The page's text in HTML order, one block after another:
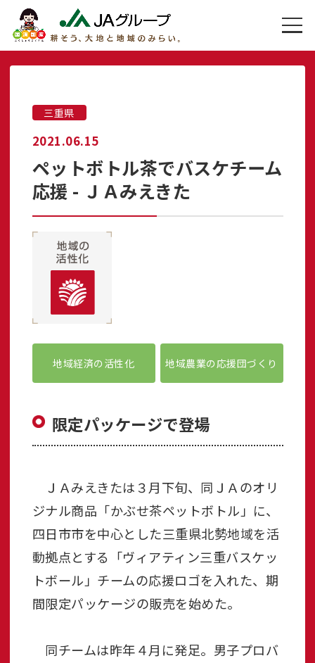
三重県
2021.06.15
ペットボトル茶でバスケチーム
応援 - ＪＡみえきた
地域経済の活性化 地域農業の応援団づくり
限定パッケージで登場
ＪＡみえきたは３月下旬、同ＪＡのオリ
ジナル商品「かぶせ茶ペットボトル」に、
四日市市を中心とした三重県北勢地域を活
動拠点とする「ヴィアティン三重バスケッ
トボール」チームの応援ロゴを入れた、期
間限定パッケージの販売を始めた。
同チームは昨年４月に発足。男子プロバ